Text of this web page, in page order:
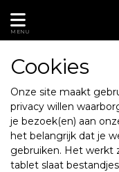
MENU
Cookies
Onze site maakt
privacy willen
je bezoek(en) aan
het belangrijk dat je
gebruiken. Het werkt
tablet slaat